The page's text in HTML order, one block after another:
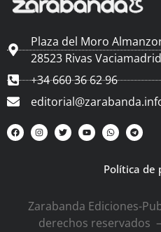
Plaza del Moro
28523 Rivas
+34 660 36 62 96
Política de
Zarabanda Ediciones-
derechos reservados